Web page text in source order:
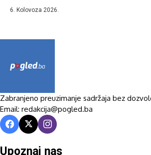
6. Kolovoza 2026.
Zabranjeno preuzimanje sadržaja bez
Email: redakcija@pogled.ba
Upoznaj nas